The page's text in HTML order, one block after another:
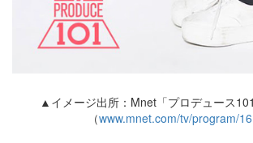
▲イメージ出所：Mnet「プロデュース
（www.mnet.com/tv/program/